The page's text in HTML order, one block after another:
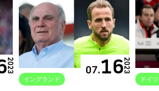
2023 07.162023
イングランド ドイツ